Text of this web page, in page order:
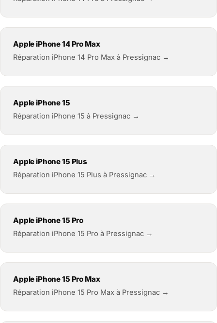
Apple iPhone 14 Pro Max
Réparation iPhone 14 Pro Max à Pressignac →
Apple iPhone 15
Réparation iPhone 15 à Pressignac →
Apple iPhone 15 Plus
Réparation iPhone 15 Plus à Pressignac →
Apple iPhone 15 Pro
Réparation iPhone 15 Pro à Pressignac →
Apple iPhone 15 Pro Max
Réparation iPhone 15 Pro Max à Pressignac →